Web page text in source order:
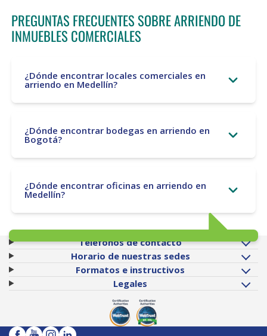
PREGUNTAS FRECUENTES SOBRE ARRIENDO DE
INMUEBLES COMERCIALES
¿Dónde encontrar locales comerciales en
arriendo en Medellín?
¿Dónde encontrar bodegas en arriendo en
Bogotá?
¿Dónde encontrar oficinas en arriendo en
Medellín?
Teléfonos de contacto
Horario de nuestras sedes
Formatos e instructivos
Legales